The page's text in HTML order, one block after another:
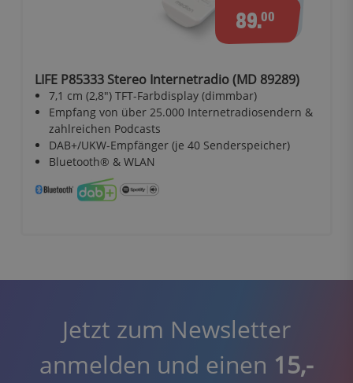
89.00
LIFE P85333 Stereo Internetradio (MD 89289)
7,1 cm (2,8") TFT-Farbdisplay (dimmbar)
Empfang von über 25.000 Internetradiosendern &
zahlreichen Podcasts
DAB+/UKW-Empfänger (je 40 Senderspeicher)
Bluetooth® & WLAN
Jetzt zum Newsletter
anmelden und einen 15,-